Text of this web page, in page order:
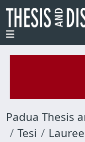
Padua Thesis
Tesi